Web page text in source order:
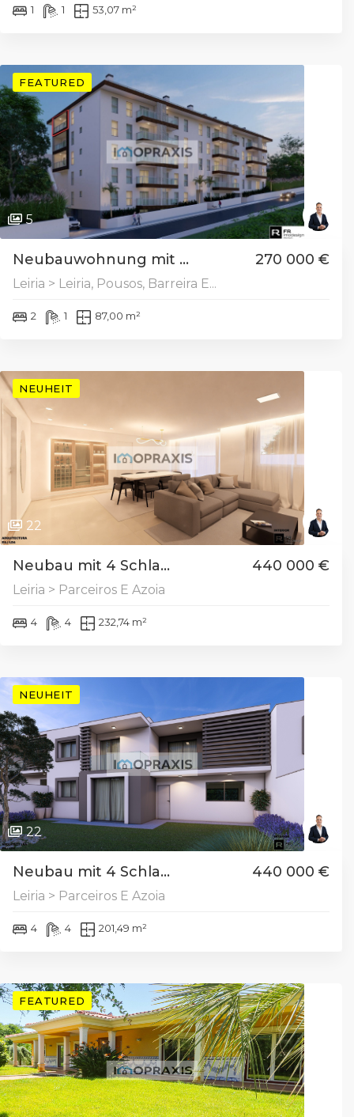
1 1 53,07 m²
FEATURED
5
Neubauwohnung mit ... 270 000 €
Leiria > Leiria, Pousos, Barreira E...
2 1 87,00 m²
NEUHEIT
22
Neubau mit 4 Schla... 440 000 €
Leiria > Parceiros E Azoia
4 4 232,74 m²
NEUHEIT
22
Neubau mit 4 Schla... 440 000 €
Leiria > Parceiros E Azoia
4 4 201,49 m²
FEATURED